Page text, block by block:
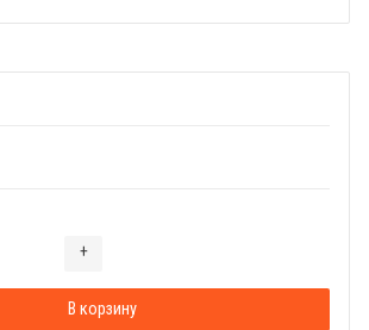
+
В корзину